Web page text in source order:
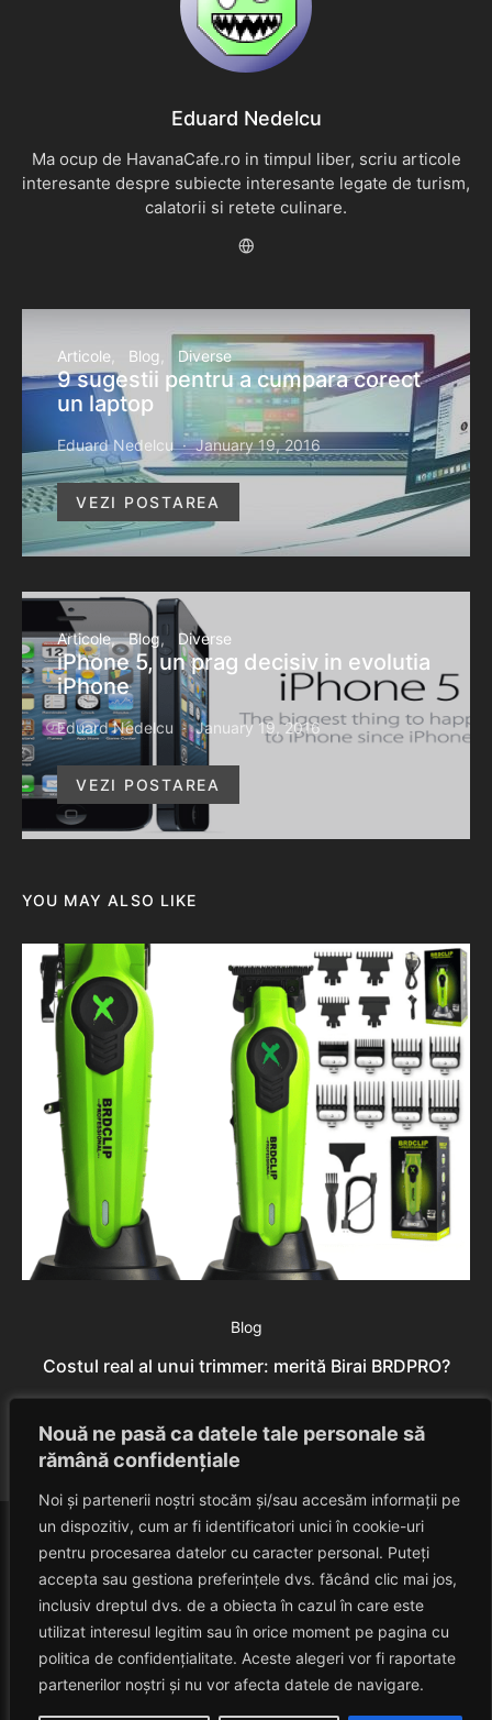
Nouă ne pasă ca datele tale personale să
rămână confidențiale
Noi și partenerii noștri stocăm și/sau accesăm informații pe
un dispozitiv, cum ar fi identificatori unici în cookie-uri
pentru procesarea datelor cu caracter personal. Puteți
accepta sau gestiona preferințele dvs. făcând clic mai jos,
inclusiv dreptul dvs. de a obiecta în cazul în care este
utilizat interesul legitim sau în orice moment pe pagina cu
politica de confidențialitate. Aceste alegeri vor fi raportate
partenerilor noștri și nu vor afecta datele de navigare.
Eduard Nedelcu
Ma ocup de HavanaCafe.ro in timpul liber, scriu articole
interesante despre subiecte interesante legate de turism,
calatorii si retete culinare.
Articole Blog Diverse
9 sugestii pentru a cumpara corect
un laptop
Eduard Nedelcu January 19, 2016
VEZI POSTAREA
Articole Blog Diverse
iPhone 5, un prag decisiv in evolutia
iPhone
Eduard Nedelcu January 19, 2016
VEZI POSTAREA
YOU MAY ALSO LIKE
Blog
Costul real al unui trimmer: merită Birai BRDPRO?
Rares Szabo August 9, 2026
HAVANACAFE